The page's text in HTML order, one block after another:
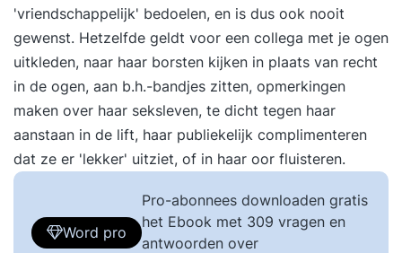
'vriendschappelijk' bedoelen, en is dus ook nooit
gewenst. Hetzelfde geldt voor een collega met je ogen
uitkleden, naar haar borsten kijken in plaats van recht
in de ogen, aan b.h.-bandjes zitten, opmerkingen
maken over haar seksleven, te dicht tegen haar
aanstaan in de lift, haar publiekelijk complimenteren
dat ze er 'lekker' uitziet, of in haar oor fluisteren.
Word pro
Pro-abonnees downloaden gratis
het Ebook met 309 vragen en
antwoorden over